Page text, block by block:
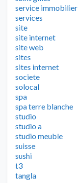
service immobilier
services
site
site internet
site web
sites
sites internet
societe
solocal
spa
spa terre blanche
studio
studio a
studio meuble
suisse
sushi
t3
tangla